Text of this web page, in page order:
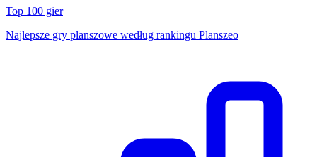
Top 100 gier
Najlepsze gry planszowe według rankingu Planszeo